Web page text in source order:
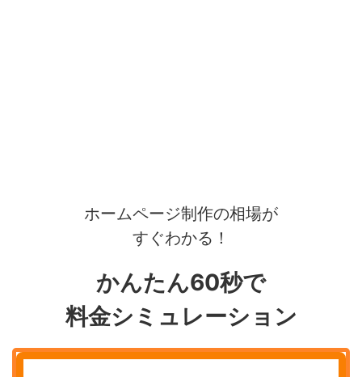
ホームページ制作の相場が
すぐわかる！
かんたん60秒で
料金シミュレーション